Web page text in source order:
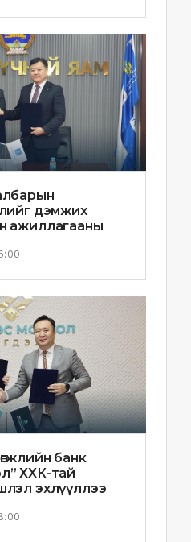
дэмжих
ажиллагааны
банк
ХХК-тай
эхлүүллээ